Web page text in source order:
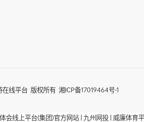
线平台 版权所有 湘ICP备17019464号-1
会线上平台(集团)官方网站 | 九州网投 | 威廉体育